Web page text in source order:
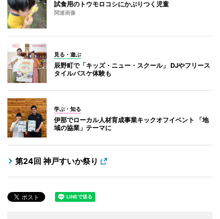
試食用のトウモロコシにかぶりつく児童
関連画像
見る・遊ぶ
辰野町で「キッズ・ニュー・スクール」 DJやフリース
タイルバスケ体験も
学ぶ・知る
伊那でローカル人材育成事業キックオフイベント 「地
域の協業」テーマに
第24回 神戸すいか祭り